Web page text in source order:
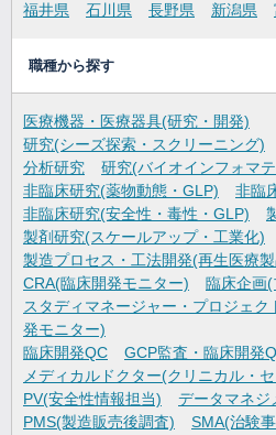
福井県 石川県 長野県 新潟県
職種から探す
医療機器・医療器具(研究・開発)
研究(シーズ探索・スクリーニング)
分析研究
研究(バイオインフォマ
非臨床研究(薬物動態・GLP)
非臨
非臨床研究(安全性・毒性・GLP)
製剤研究(スケールアップ・工業化)
製造プロセス・工法開発(再生医療
CRA(臨床開発モニター)
臨床企画
スタディマネージャー・プロジェク
発モニター)
臨床開発QC
GCP監査・臨床開発
メディカルドクター(クリニカル・
PV(安全性情報担当)
データマネジ
PMS(製造販売後調査)
SMA(治験